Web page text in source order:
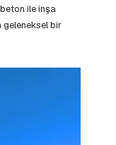
ile inşa
geleneksel bir